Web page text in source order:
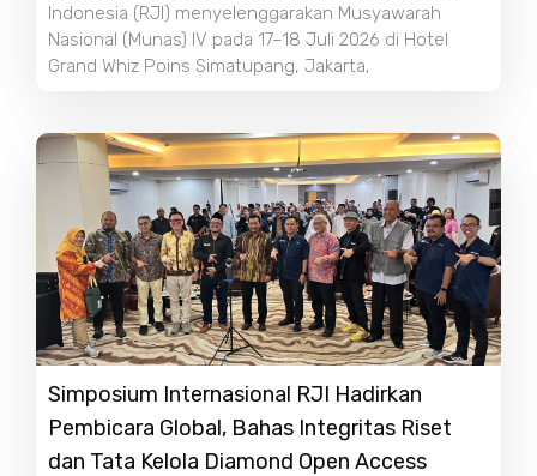
Indonesia (RJI) menyelenggarakan Musyawarah
Nasional (Munas) IV pada 17–18 Juli 2026 di Hotel
Grand Whiz Poins Simatupang, Jakarta,
Simposium Internasional RJI Hadirkan
Pembicara Global, Bahas Integritas Riset
dan Tata Kelola Diamond Open Access